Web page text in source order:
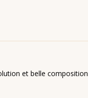
et belle composition